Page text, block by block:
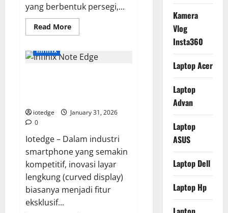
yang berbentuk persegi,...
Read MoreRead
more
OPPO
Watch
Premium
Infinix
iotedge
January 31, 2026
0
Iotedge – Dalam industri
smartphone yang semakin
kompetitif, inovasi layar
lengkung (curved display)
biasanya menjadi fitur
eksklusif...
Kamera
Vlog
Insta360
Laptop Acer
Laptop
Advan
Laptop
ASUS
Laptop Dell
Laptop Hp